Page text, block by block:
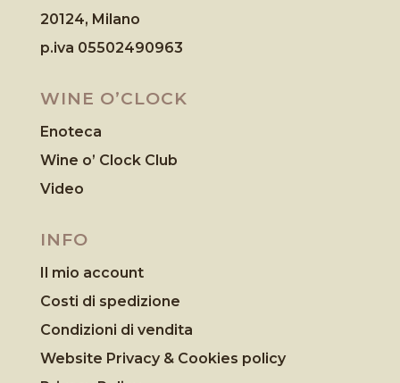
20124, Milano
p.iva 05502490963
WINE O’CLOCK
Enoteca
Wine o’ Clock Club
Video
INFO
Il mio account
Costi di spedizione
Condizioni di vendita
Website Privacy & Cookies policy